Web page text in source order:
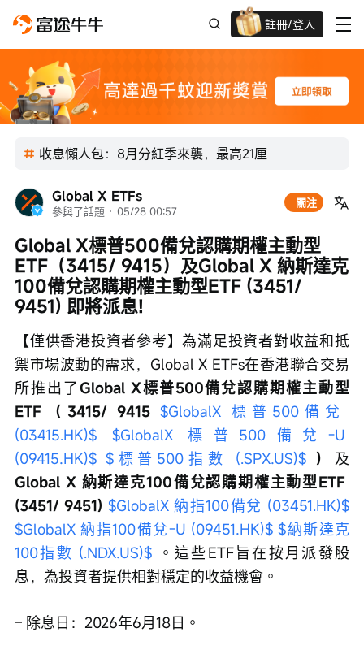
註冊/登入
迎新驚喜賞 股票/BTC等任你揀!
收息懶人包：8月分紅季來襲，最高21厘
Global X ETFs
參與了話題 · 05/28 00:57
關注
Global X標普500備兌認購期權主動型
ETF（3415/ 9415）及Global X 納斯達克
100備兌認購期權主動型ETF (3451/
9451) 即將派息!
【僅供香港投資者參考】為滿足投資者對收益和抵
禦市場波動的需求，Global X ETFs在香港聯合交易
所推出了Global X標普500備兌認購期權主動型
ETF（3415/ 9415 $GlobalX 標普500備兌
(03415.HK)$
$GlobalX 標普500備兌-U
(09415.HK)$ $標普500指數 (.SPX.US)$ ） 及
Global X 納斯達克100備兌認購期權主動型ETF
(3451/ 9451) $GlobalX 納指100備兌 (03451.HK)$
$GlobalX 納指100備兌-U (09451.HK)$ $納斯達克
100指數 (.NDX.US)$ 。這些ETF旨在按月派發股
息，為投資者提供相對穩定的收益機會。
– 除息日：2026年6月18日。